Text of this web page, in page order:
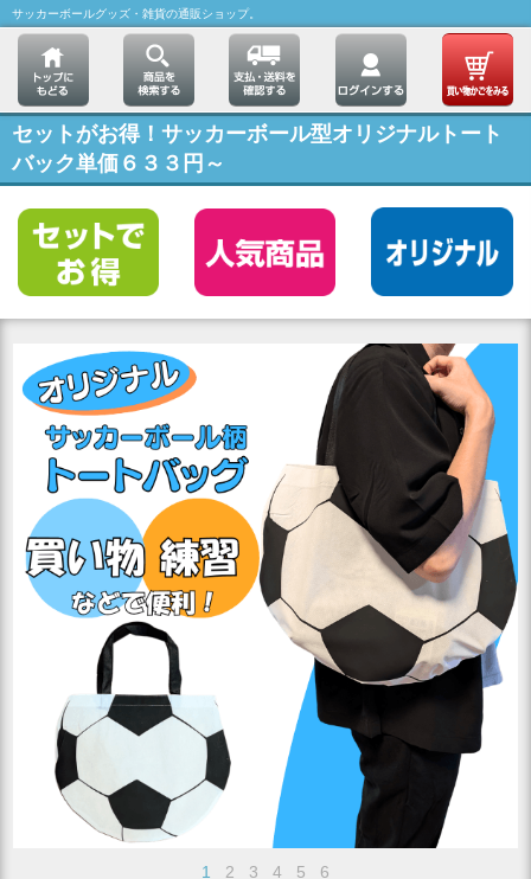
サッカーボールグッズ・雑貨の通販ショップ。
セットがお得！サッカーボール型オリジナルトート
バック単価６３３円～
1 2 3 4 5 6